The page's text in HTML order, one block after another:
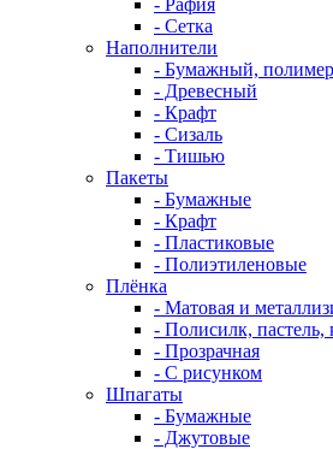
- Рафия
- Сетка
Наполнители
- Бумажный,
- Древесный
- Крафт
- Сизаль
- Тишью
Пакеты
- Бумажные
- Крафт
- Пластиковые
- Полиэтиленовые
Плёнка
- Матовая и
- Полисилк, пастель,
- Прозрачная
- С рисунком
Шпагаты
- Бумажные
- Джутовые